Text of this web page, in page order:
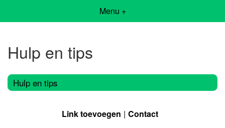
Menu +
Hulp en tips
Hulp en tips
Link toevoegen Contact